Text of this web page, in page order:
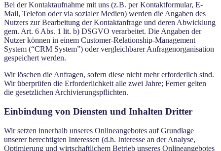
Bei der Kontaktaufnahme mit uns (z.B. per Kontaktformular, E-
Mail, Telefon oder via sozialer Medien) werden die Angaben des
Nutzers zur Bearbeitung der Kontaktanfrage und deren Abwicklung
gem. Art. 6 Abs. 1 lit. b) DSGVO verarbeitet. Die Angaben der
Nutzer können in einem Customer-Relationship-Management
System (“CRM System”) oder vergleichbarer Anfragenorganisation
gespeichert werden.
Wir löschen die Anfragen, sofern diese nicht mehr erforderlich sind.
Wir überprüfen die Erforderlichkeit alle zwei Jahre; Ferner gelten
die gesetzlichen Archivierungspflichten.
Einbindung von Diensten und Inhalten Dritter
Wir setzen innerhalb unseres Onlineangebotes auf Grundlage
unserer berechtigten Interessen (d.h. Interesse an der Analyse,
Optimierung und wirtschaftlichem Betrieb unseres Onlineangebotes